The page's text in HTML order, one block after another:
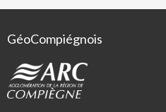
GéoCompiégnois